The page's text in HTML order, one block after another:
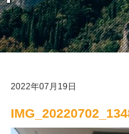
2022年07月19日